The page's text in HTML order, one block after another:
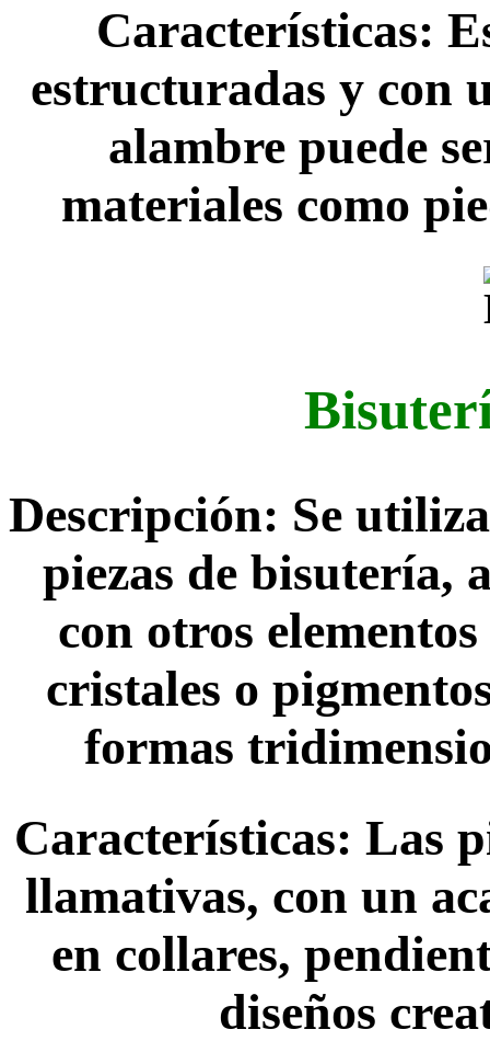
Características:
estructuradas y con
alambre puede
materiales como
Descripción: Se
piezas de bisutería,
con otros
cristales o
formas
Características: Las
llamativas, con un
en collares,
diseños